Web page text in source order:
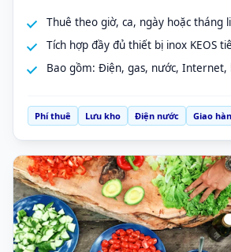
Thuê theo giờ, ca, ngày hoặc tháng
Tích hợp đầy đủ thiết bị inox KEOS
Bao gồm: Điện, gas, nước, Internet,
Phí thuê Lưu kho Điện nước Giao